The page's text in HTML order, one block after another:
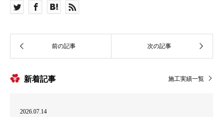
新着記事 施工実績一覧
2026.07.14